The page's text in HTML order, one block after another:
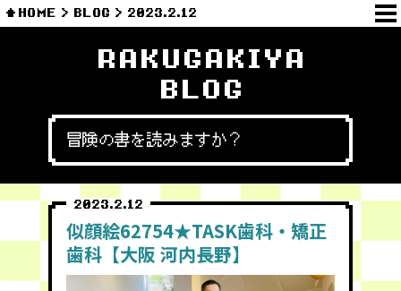
HOME BLOG 2023.2.12
RAKUGAKIYA
BLOG
冒険の書を読みますか？
2023.2.12
似顔絵62754★TASK歯科・矯正
歯科【大阪 河内長野】